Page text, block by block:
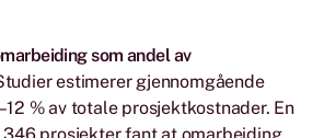
som andel av
estimerer gjennomgående
% av totale prosjektkostnader. En